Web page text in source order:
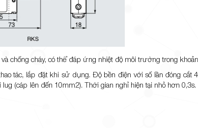
chống cháy, có thể đáp ứng nhiệt độ môi trường trong
tác, lắp đặt khi sử dụng. Độ bền điện với số lần đóng cắt
(cáp lên đến 10mm2). Thời gian nghỉ hiện tại nhỏ hơn